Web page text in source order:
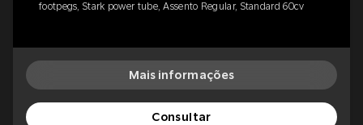
footpegs, Stark power tube, Assento Regular, Standard 60cv
Mais informações
Consultar